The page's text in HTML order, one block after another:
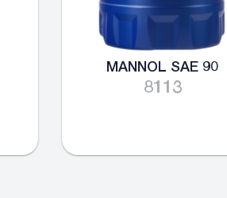
MANNOL SAE 90
8113